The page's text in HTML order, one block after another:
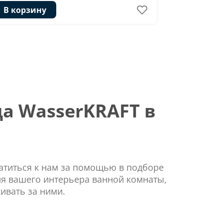
В корзину
в
к нам за помощью в подборе
вашего интерьера ванной комнаты,
за ними.